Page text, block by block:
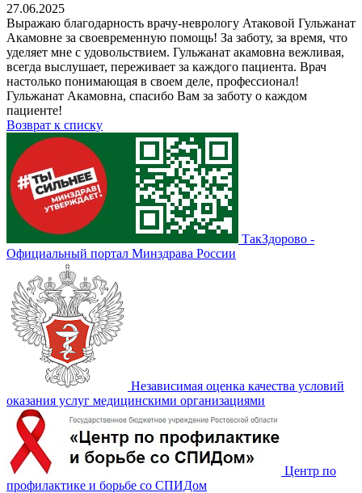
27.06.2025
Выражаю благодарность врачу-неврологу Атаковой Гульжанат
Акамовне за своевременную помощь! За заботу, за время, что
уделяет мне с удовольствием. Гульжанат акамовна вежливая,
всегда выслушает, переживает за каждого пациента. Врач
настолько понимающая в своем деле, профессионал!
Гульжанат Акамовна, спасибо Вам за заботу о каждом
пациенте!
Возврат к списку
ТакЗдорово -
Официальный портал Минздрава России
Независимая оценка качества условий
оказания услуг медицинскими организациями
Центр по
профилактике и борьбе со СПИДом